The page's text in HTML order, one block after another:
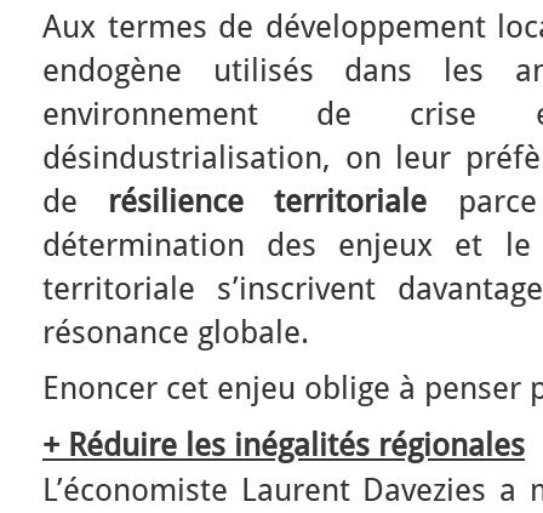
Aux termes de développement
endogène utilisés dans les
environnement de crise
désindustrialisation, on leur
de résilience territoriale
détermination des enjeux et le
territoriale s’inscrivent
résonance globale.
Enoncer cet enjeu oblige à penser
+ Réduire les inégalités régionales
L’économiste Laurent Davezies